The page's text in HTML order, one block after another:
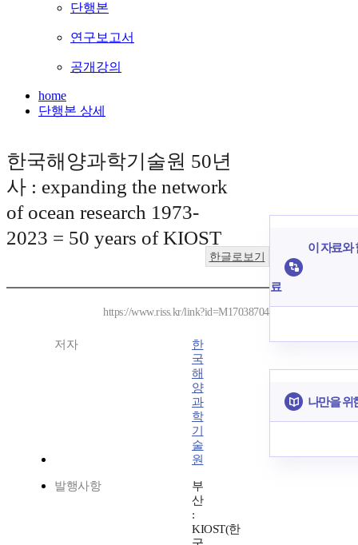
단행본
연구보고서
공개강의
home
단행본 상세
한국해양과학기술원 50년
사 : expanding the network
of ocean research 1973-
2023 = 50 years of KIOST
한글로보기
https://www.riss.kr/link?id=M17038704
저자
한
국
해
양
과
학
기
술
원
발행사항
부
산
:
KIOST(한
이 자료와
료
나만을 위